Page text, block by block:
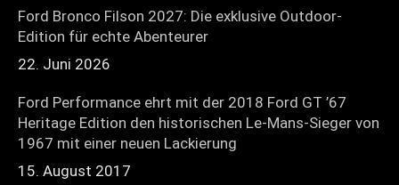
Ford Bronco Filson 2027: Die exklusive Outdoor-
Edition für echte Abenteurer
22. Juni 2026
Ford Performance ehrt mit der 2018 Ford GT ’67
Heritage Edition den historischen Le-Mans-Sieger von
1967 mit einer neuen Lackierung
15. August 2017